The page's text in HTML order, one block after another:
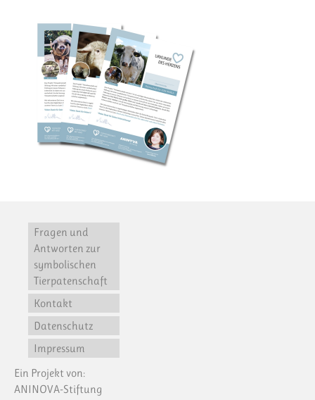
Fragen und
Antworten zur
symbolischen
Tierpatenschaft
Kontakt
Datenschutz
Impressum
Ein Projekt von:
ANINOVA-Stiftung